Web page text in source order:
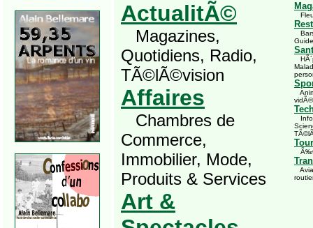
ActualitÃ©
Magazines,
Quotidiens, Radio,
TÃ©lÃ©vision
Affaires
Chambres de
Commerce,
Immobilier, Mode,
Produits & Services
Art &
Guide